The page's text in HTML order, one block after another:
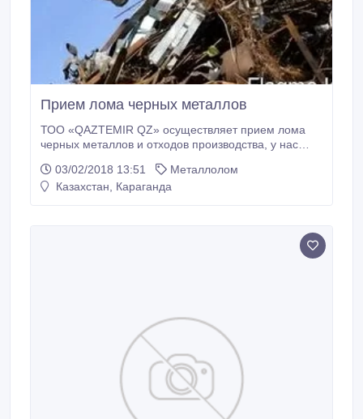
Прием лома черных металлов
ТОО «QAZTEMIR QZ» осуществляет прием лома
черных металлов и отходов производства, у нас
полный пакет документов. Своим клиентам мы
предлагаем самые выгодные условия приема лома
03/02/2018 13:51
Металлолом
Казахстан, Караганда